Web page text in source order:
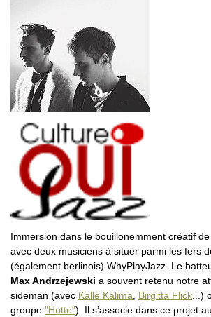
Immersion dans le bouillonemment créatif
avec deux musiciens à situer parmi les fers
(également berlinois) WhyPlayJazz. Le
Max Andrzejewski a souvent retenu notre
sideman (avec Kalle Kalima, Birgitta Flick...)
groupe "Hütte"). Il s’associe dans ce projet